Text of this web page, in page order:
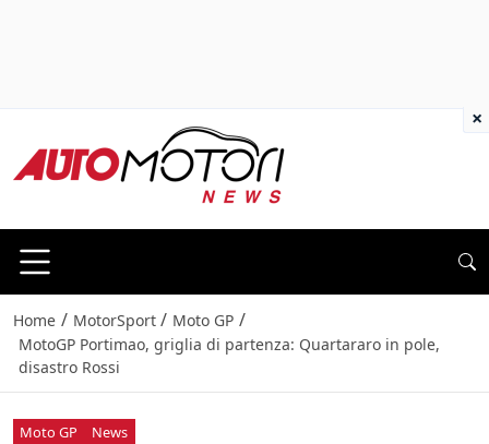
Home / MotorSport / Moto GP /
MotoGP Portimao, griglia di partenza: Quartararo in pole,
disastro Rossi
Moto GP News
×